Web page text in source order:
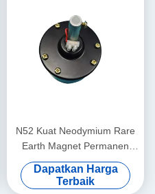
N52 Kuat Neodymium Rare
Earth Magnet Permanen
Untuk Generator Angin /
Motor
Dapatkan Harga
Terbaik